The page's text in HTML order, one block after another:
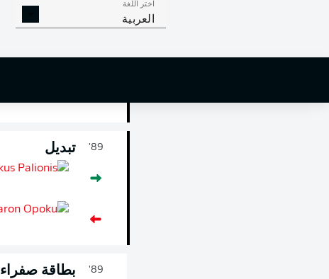
اختر اللغة
العربية
89' تبديل
89' بطاقة صفراء